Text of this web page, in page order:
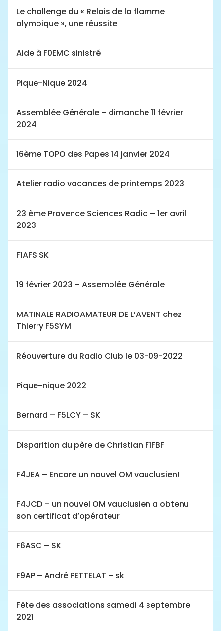
Le challenge du « Relais de la flamme
olympique », une réussite
Aide à F0EMC sinistré
Pique-Nique 2024
Assemblée Générale – dimanche 11 février
2024
16ème TOPO des Papes 14 janvier 2024
Atelier radio vacances de printemps 2023
23 ème Provence Sciences Radio – 1er avril
2023
F1AFS SK
19 février 2023 – Assemblée Générale
MATINALE RADIOAMATEUR DE L’AVENT chez
Thierry F5SYM
Réouverture du Radio Club le 03-09-2022
Pique-nique 2022
Bernard – F5LCY – SK
Disparition du père de Christian F1FBF
F4JEA – Encore un nouvel OM vauclusien!
F4JCD – un nouvel OM vauclusien a obtenu
son certificat d’opérateur
F6ASC – SK
F9AP – André PETTELAT – sk
Fête des associations samedi 4 septembre
2021